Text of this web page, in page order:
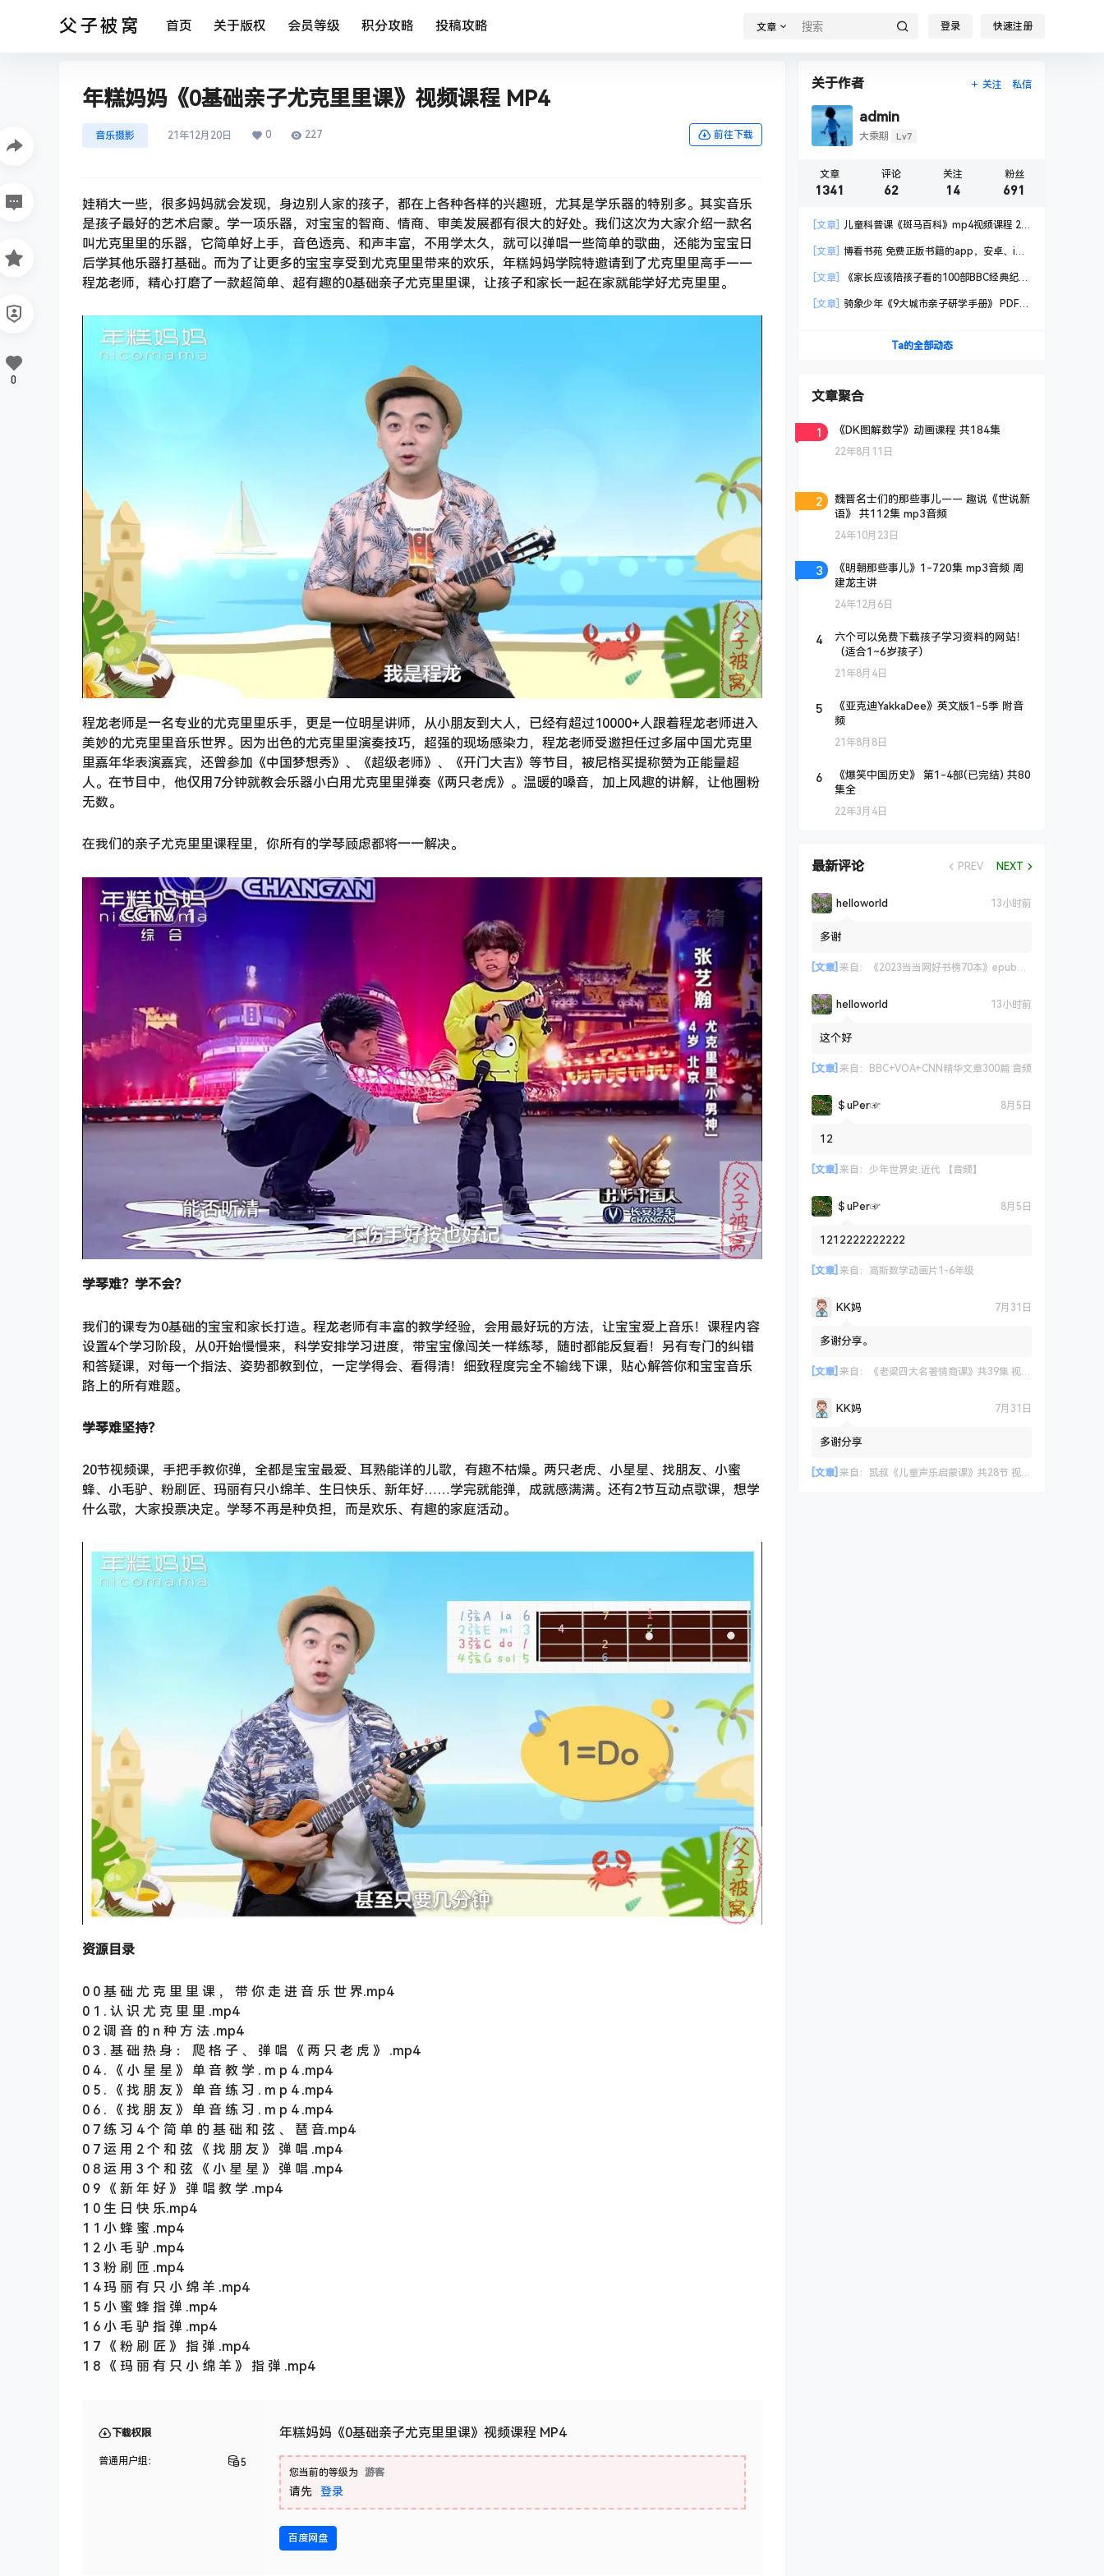
父子被窝 首页 关于版权 会员等级 积分攻略 投稿攻略 文章 登录 快速注册
年糕妈妈《0基础亲子尤克里里课》视频课程 MP4
音乐摄影 21年12月20日 0 227 前往下载
娃稍大一些，很多妈妈就会发现，身边别人家的孩子，都在上各种各样的兴趣班，尤其是学乐器的特别多。其实音乐
是孩子最好的艺术启蒙。学一项乐器，对宝宝的智商、情商、审美发展都有很大的好处。我们这次为大家介绍一款名
叫尤克里里的乐器，它简单好上手，音色透亮、和声丰富，不用学太久，就可以弹唱一些简单的歌曲，还能为宝宝日
后学其他乐器打基础。而为了让更多的宝宝享受到尤克里里带来的欢乐，年糕妈妈学院特邀请到了尤克里里高手——
程龙老师，精心打磨了一款超简单、超有趣的0基础亲子尤克里里课，让孩子和家长一起在家就能学好尤克里里。
程龙老师是一名专业的尤克里里乐手，更是一位明星讲师，从小朋友到大人，已经有超过10000+人跟着程龙老师进入
美妙的尤克里里音乐世界。因为出色的尤克里里演奏技巧，超强的现场感染力，程龙老师受邀担任过多届中国尤克里
里嘉年华表演嘉宾，还曾参加《中国梦想秀》、《超级老师》、《开门大吉》等节目，被尼格买提称赞为正能量超
人。在节目中，他仅用7分钟就教会乐器小白用尤克里里弹奏《两只老虎》。温暖的嗓音，加上风趣的讲解，让他圈粉
无数。
在我们的亲子尤克里里课程里，你所有的学琴顾虑都将一一解决。
学琴难？学不会？
我们的课专为0基础的宝宝和家长打造。程龙老师有丰富的教学经验，会用最好玩的方法，让宝宝爱上音乐！课程内容
设置4个学习阶段，从0开始慢慢来，科学安排学习进度，带宝宝像闯关一样练琴，随时都能反复看！另有专门的纠错
和答疑课，对每一个指法、姿势都教到位，一定学得会、看得清！细致程度完全不输线下课，贴心解答你和宝宝音乐
路上的所有难题。
学琴难坚持？
20节视频课，手把手教你弹，全都是宝宝最爱、耳熟能详的儿歌，有趣不枯燥。两只老虎、小星星、找朋友、小蜜
蜂、小毛驴、粉刷匠、玛丽有只小绵羊、生日快乐、新年好……学完就能弹，成就感满满。还有2节互动点歌课，想学
什么歌，大家投票决定。学琴不再是种负担，而是欢乐、有趣的家庭活动。
资源目录
0 0 基 础 尤 克 里 里 课 ， 带 你 走 进 音 乐 世 界.mp4
0 1 . 认 识 尤 克 里 里 .mp4
0 2 调 音 的 n 种 方 法 .mp4
0 3 . 基 础 热 身 ： 爬 格 子 、 弹 唱 《 两 只 老 虎 》 .mp4
0 4 . 《 小 星 星 》 单 音 教 学 . m p 4 .mp4
0 5 . 《 找 朋 友 》 单 音 练 习 . m p 4 .mp4
0 6 . 《 找 朋 友 》 单 音 练 习 . m p 4 .mp4
0 7 练 习 4 个 简 单 的 基 础 和 弦 、 琶 音.mp4
0 7 运 用 2 个 和 弦 《 找 朋 友 》 弹 唱 .mp4
0 8 运 用 3 个 和 弦 《 小 星 星 》 弹 唱 .mp4
0 9 《 新 年 好 》 弹 唱 教 学 .mp4
1 0 生 日 快 乐.mp4
1 1 小 蜂 蜜 .mp4
1 2 小 毛 驴 .mp4
1 3 粉 刷 匝 .mp4
1 4 玛 丽 有 只 小 绵 羊 .mp4
1 5 小 蜜 蜂 指 弹 .mp4
1 6 小 毛 驴 指 弹 .mp4
1 7 《 粉 刷 匠 》 指 弹 .mp4
1 8 《 玛 丽 有 只 小 绵 羊 》 指 弹 .mp4
下载权限
普通用户组： 5
年糕妈妈《0基础亲子尤克里里课》视频课程 MP4
您当前的等级为 游客
请先 登录
百度网盘
0
关于作者 关注 私信
admin
大乘期 Lv7
文章
1341
评论
62
关注
14
粉丝
691
[文章]
儿童科普课《斑马百科》mp4视频课程 20
[文章]
博看书苑 免费正版书籍的app，安卓、iOS
[文章]
《家长应该陪孩子看的100部BBC经典纪录
[文章]
骑象少年《9大城市亲子研学手册》 PDF格
Ta的全部动态
文章聚合
1 《DK图解数学》动画课程 共184集
22年8月11日
2
魏晋名士们的那些事儿—— 趣说《世说新
语》 共112集 mp3音频
24年10月23日
3
《明朝那些事儿》1-720集 mp3音频 周
建龙主讲
24年12月6日
4
六个可以免费下载孩子学习资料的网站！
（适合1~6岁孩子）
21年8月4日
5
《亚克迪YakkaDee》英文版1-5季 附音
频
21年8月8日
6
《爆笑中国历史》 第1-4部(已完结) 共80
集全
22年3月4日
最新评论 PREV NEXT
helloworld 13小时前
多谢
[文章] 来自： 《2023当当网好书榜70本》epub+azw3+mobi格式
helloworld 13小时前
这个好
[文章] 来自： BBC+VOA+CNN精华文章300篇 音频
＄uΡer☞ 8月5日
12
[文章] 来自： 少年世界史.近代 【音频】
＄uΡer☞ 8月5日
1212222222222
[文章] 来自： 高斯数学动画片1-6年级
KK妈 7月31日
多谢分享。
[文章] 来自： 《老梁四大名著情商课》共39集 视频课程
KK妈 7月31日
多谢分享
[文章] 来自： 凯叔《儿童声乐启蒙课》共28节 视频课程